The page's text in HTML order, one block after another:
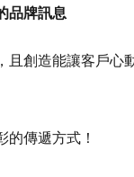
品牌訊息
創造能讓客戶心
傳遞方式！